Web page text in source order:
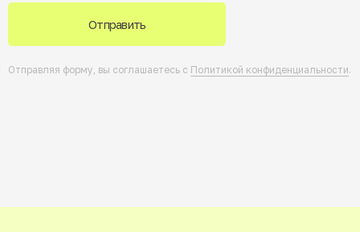
Отправить
Отправляя форму, вы соглашаетесь с Политикой конфиденциальности.